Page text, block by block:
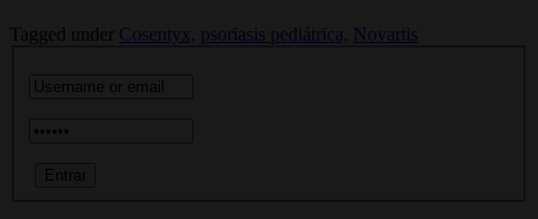
Tagged under Cosentyx, psoriasis pediátrica, Novartis